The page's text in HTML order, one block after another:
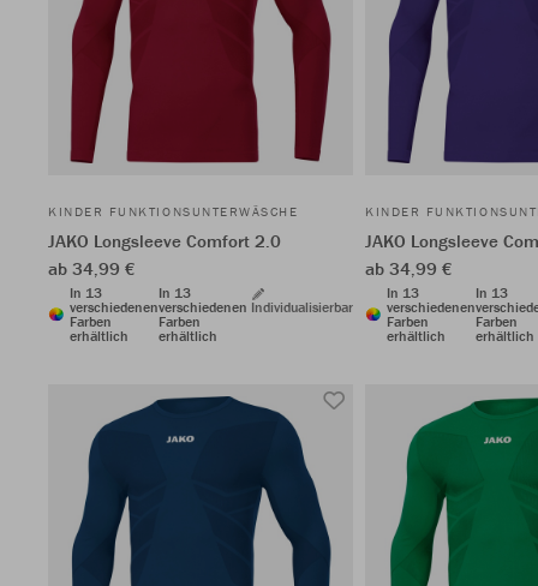
KINDER FUNKTIONSUNTERWÄSCHE
JAKO Longsleeve Comfort 2.0
ab 34,99 €
In 13
verschiedenen
Farben
erhältlich
In 13
verschiedenen
Farben
erhältlich
Individualisierbar
KINDER
JAKO Longsleeve
ab 34,99 €
In 13
verschiedenen
Farben
erhältlich
In 13
Farben
erhältlich